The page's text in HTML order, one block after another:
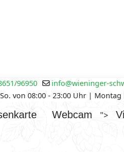
Webcam ">
96950
info@wieninger-
von 08:00 - 23:00 Uhr | Montag